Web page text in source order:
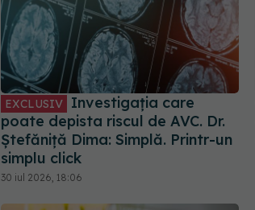
EXCLUSIV
Investigația care
poate depista riscul de AVC. Dr.
Ștefăniță Dima: Simplă. Printr-un
simplu click
30 iul 2026, 18:06